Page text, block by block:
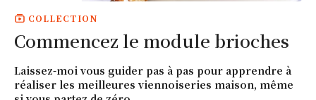
COLLECTION
Commencez le module brioches
Laissez-moi vous guider pas à pas pour apprendre à
réaliser les meilleures viennoiseries maison, même